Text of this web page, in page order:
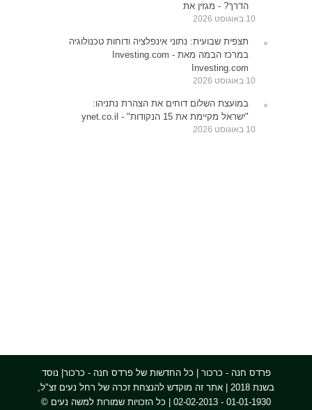
הדרך? - מגזין את
10 באוגוסט 2026
תצפית שבועית: נתוני אינפלציה ודוחות טכנולוגיה
במרכז הבמה מאת Investing.com -
Investing.com
10 באוגוסט 2026
במועצת השלום דוחים את הצהרת נתניהו:
"ישראל מקיימת את 15 הנקודות" - ynet.co.il
10 באוגוסט 2026
פרדס חנה - כרכור | כל החדשות של פרדס חנה - כרכור| נוסד
בשנת 2018 | אתר זה מוקדש להנצחת זכרה של רחל נעים זצ"ל,
01-01-1930 - 02-02-2013 | כל הזכויות שמורות למשה נעים ©